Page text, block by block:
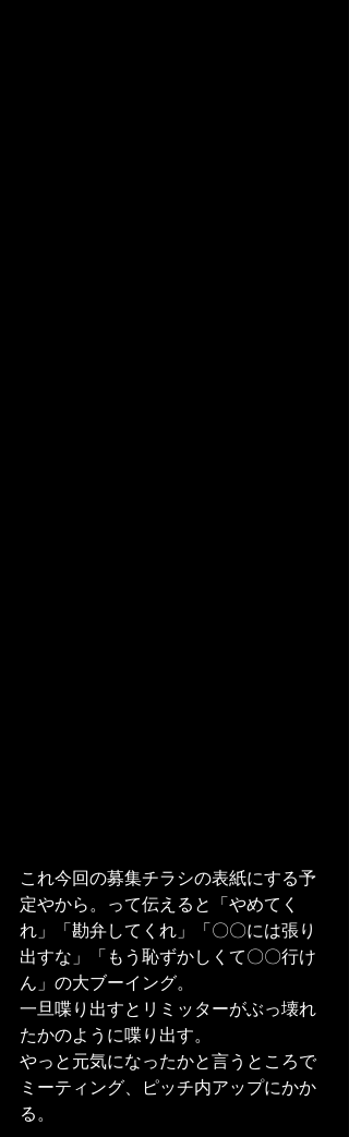
これ今回の募集チラシの表紙にする予
定やから。って伝えると「やめてく
れ」「勘弁してくれ」「〇〇には張り
出すな」「もう恥ずかしくて〇〇行け
ん」の大ブーイング。
一旦喋り出すとリミッターがぶっ壊れ
たかのように喋り出す。
やっと元気になったかと言うところで
ミーティング、ピッチ内アップにかか
る。